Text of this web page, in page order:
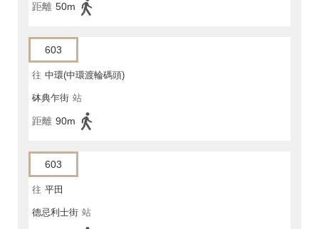
距離 50m
603
往 中環(中環渡輪碼頭)
砵典乍街 站
距離 90m
603
往 平田
德忌利士街 站